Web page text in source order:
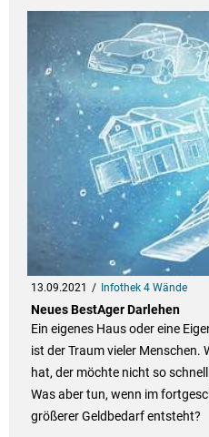
13.09.2021 Infothek 4 Wände
Neues BestAger Darlehen
Ein eigenes Haus oder eine
ist der Traum vieler Menschen.
hat, der möchte nicht so
Was aber tun, wenn im
größerer Geldbedarf entsteht?